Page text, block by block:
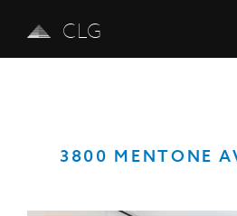
CLG
3800 MENTONE